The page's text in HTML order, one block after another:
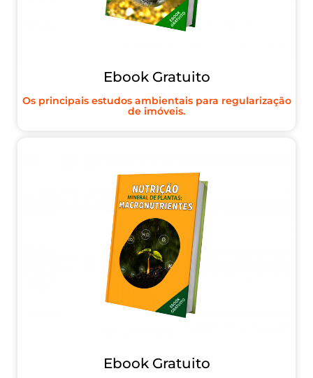
Ebook Gratuito
Os principais estudos ambientais para regularização
de imóveis.
Ebook Gratuito